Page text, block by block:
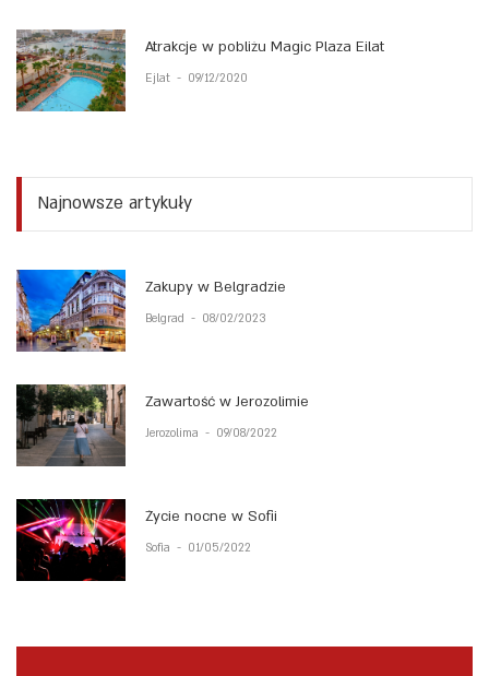
Atrakcje w pobliżu Magic Plaza Eilat
Ejlat - 09/12/2020
Najnowsze artykuły
Zakupy w Belgradzie
Belgrad - 08/02/2023
Zawartość w Jerozolimie
Jerozolima - 09/08/2022
Życie nocne w Sofii
Sofia - 01/05/2022